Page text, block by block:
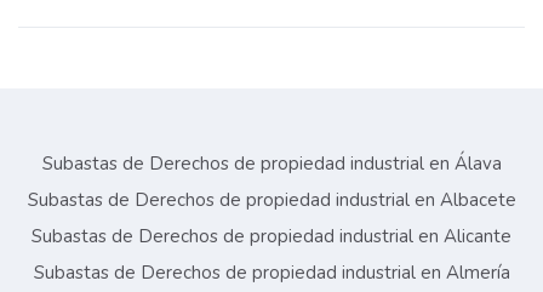
Subastas de Derechos de propiedad industrial en Álava
Subastas de Derechos de propiedad industrial en Albacete
Subastas de Derechos de propiedad industrial en Alicante
Subastas de Derechos de propiedad industrial en Almería